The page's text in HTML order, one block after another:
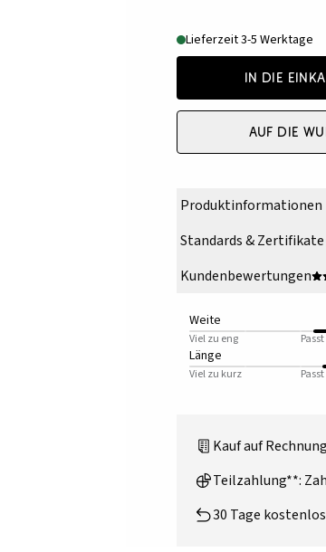
Lieferzeit 3-5 Werktage
In die
Auf die
Produktinformationen
Standards & Zertifikate
Kundenbewertungen
Weite
Viel zu eng
Länge
Viel zu kurz
Kauf auf
Teilzahlung**:
30 Tage